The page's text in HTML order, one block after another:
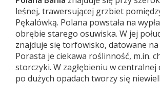
leśnej, trawersującej grzbiet
Pękalówką. Polana powstała na
obrębie starego osuwiska. W jej
znajduje się torfowisko, datowane na
Porasta je ciekawa roślinność, m.in.
storczyki. W zagłębieniu w centralnej
po dużych opadach tworzy się